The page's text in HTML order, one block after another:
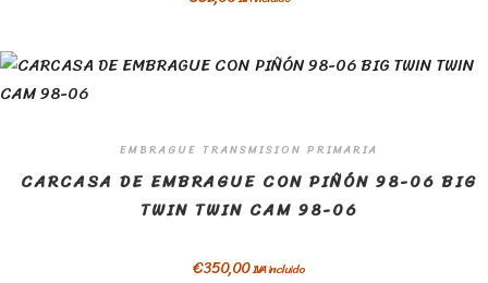
EMBRAGUE TRANSMISION PRIMARIA
CARCASA DE EMBRAGUE CON PIÑÓN 98-06 BIG
TWIN TWIN CAM 98-06
€350,00IVA incluido